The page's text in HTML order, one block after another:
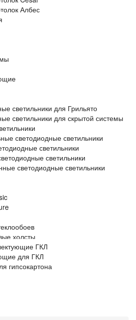
Албес
светильники для Грильято
светильники для скрытой системы
светодиодные светильники
светильники
светильники
светодиодные светильники
холсты
ГКЛ
для ГКЛ
гипсокартона